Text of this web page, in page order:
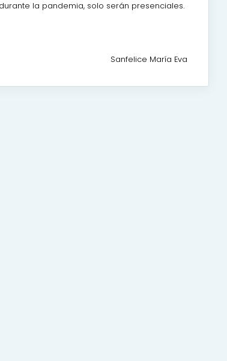
la pandemia, solo serán presenciales.
Sanfelice María Eva